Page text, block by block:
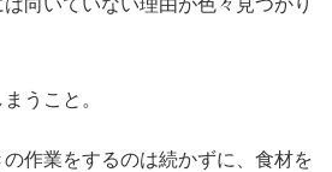
向いていない理由が色々見つかり
うこと。
作業をするのは続かずに、食材を